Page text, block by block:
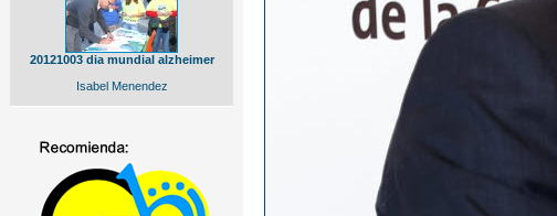
20121003 dia mundial alzheimer
Isabel Menendez